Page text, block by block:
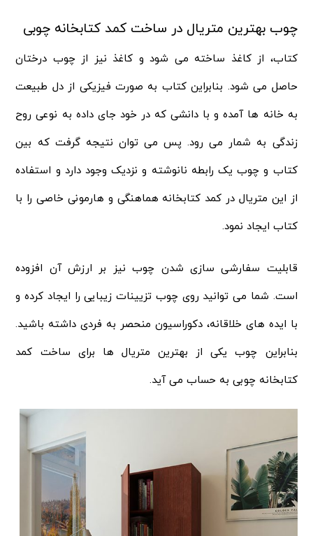
چوب بهترین متریال در ساخت کمد کتابخانه چوبی
کتاب، از کاغذ ساخته می شود و کاغذ نیز از چوب درختان
حاصل می شود. بنابراین کتاب به صورت فیزیکی از دل طبیعت
به خانه ها آمده و با دانشی که در خود جای داده به نوعی روح
زندگی به شمار می رود. پس می توان نتیجه گرفت که بین
کتاب و چوب یک رابطه نانوشته و نزدیک وجود دارد و استفاده
از این متریال در کمد کتابخانه هماهنگی و هارمونی خاصی را با
کتاب ایجاد نمود.
قابلیت سفارشی سازی شدن چوب نیز بر ارزش آن افزوده
است. شما می توانید روی چوب تزیینات زیبایی را ایجاد کرده و
با ایده های خلاقانه، دکوراسیون منحصر به فردی داشته باشید.
بنابراین چوب یکی از بهترین متریال ها برای ساخت کمد
کتابخانه چوبی به حساب می آید.